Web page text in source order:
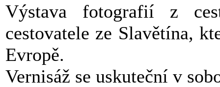
Výstava fotografií z
cestovatele ze Slavětína,
Evropě.
Vernisáž se uskuteční v